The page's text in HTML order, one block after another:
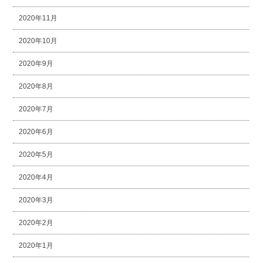
2020年11月
2020年10月
2020年9月
2020年8月
2020年7月
2020年6月
2020年5月
2020年4月
2020年3月
2020年2月
2020年1月